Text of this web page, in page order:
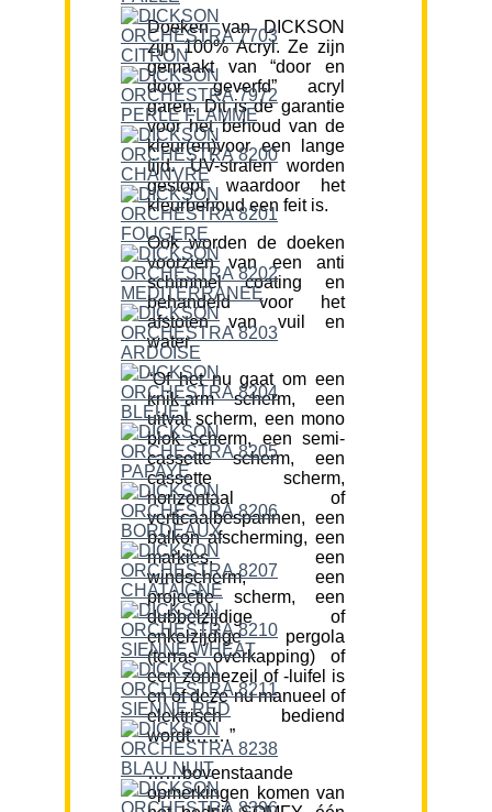
Doeken van DICKSON
zijn 100% Acryl. Ze zijn
gemaakt van “door en
door geverfd” acryl
garen. Dit is de garantie
voor het behoud van de
kleur(en)voor een lange
tijd. UV-stralen worden
gestopt waardoor het
kleurbehoud een feit is.
Ook worden de doeken
voorzien van een anti
schimmel coating en
behandeld voor het
afstoten van vuil en
water.
“Of het nu gaat om een
knik-arm scherm, een
uitval scherm, een mono
blok scherm, een semi-
cassette scherm, een
cassette scherm,
horizontaal of
verticaalbespannen, een
balkon afscherming, een
markies, een
windscherm, een
projectie scherm, een
dubbelzijdige of
enkelzijdige pergola
(terras overkapping) of
een zonnezeil of -luifel is
en of deze nu manueel of
elektrisch bediend
wordt…….”
……bovenstaande
opmerkingen komen van